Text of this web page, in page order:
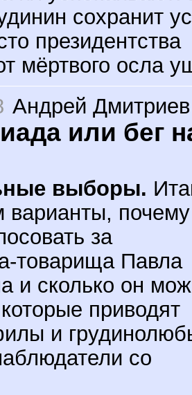
сохранит
президентства
мёртвого осла
Андрей Дмитриев
или бег
выборы.
варианты, почему
за
товарища Павла
и сколько он
приводят
и
со